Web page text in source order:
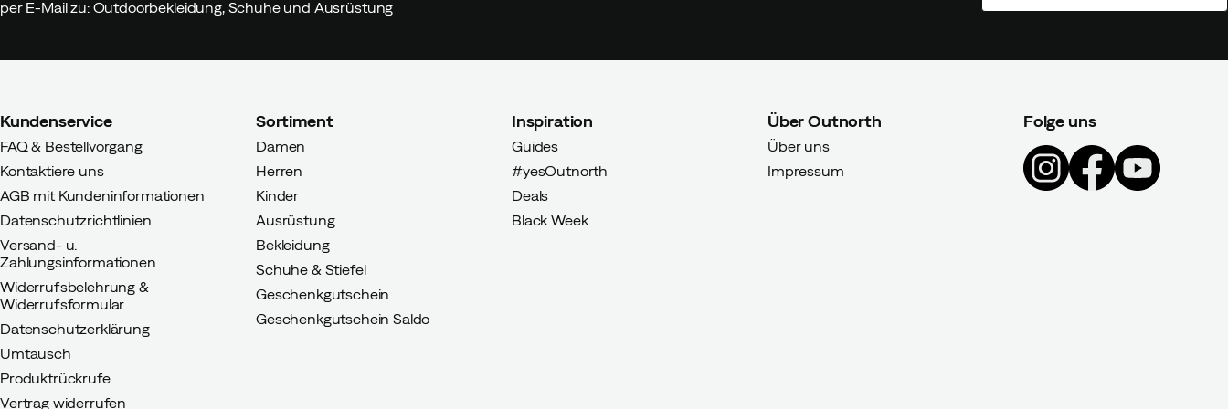
per E-Mail zu: Outdoorbekleidung, Schuhe und Ausrüstung
Kundenservice
FAQ & Bestellvorgang
Kontaktiere uns
AGB mit Kundeninformationen
Datenschutzrichtlinien
Versand- u.
Zahlungsinformationen
Widerrufsbelehrung &
Widerrufsformular
Datenschutzerklärung
Umtausch
Produktrückrufe
Vertrag widerrufen
Sortiment
Damen
Herren
Kinder
Ausrüstung
Bekleidung
Schuhe & Stiefel
Geschenkgutschein
Geschenkgutschein Saldo
Inspiration
Guides
#yesOutnorth
Deals
Black Week
Über Outnorth
Über uns
Impressum
Folge uns